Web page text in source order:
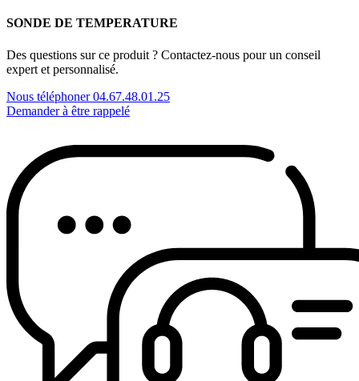
SONDE DE TEMPERATURE
Des questions sur ce produit ? Contactez-nous pour un conseil
expert et personnalisé.
Nous téléphoner 04.67.48.01.25
Demander à être rappelé